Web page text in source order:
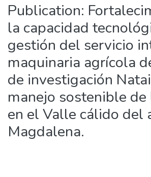
Publication:
la capacidad
gestión del servicio
maquinaria agrícola
de investigación
manejo sostenible
en el Valle cálido del
Magdalena.